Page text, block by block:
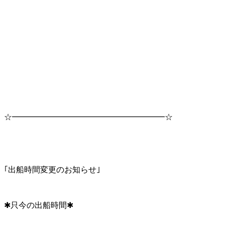
☆━━━━━━━━━━━━━━━━━━━☆
｢出船時間変更のお知らせ｣
✱只今の出船時間✱